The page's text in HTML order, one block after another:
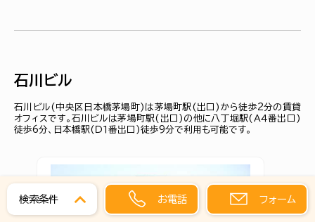
石川ビル
石川ビル(中央区日本橋茅場町)は茅場町駅(出口)から徒歩2分の賃貸
オフィスです。石川ビルは茅場町駅(出口)の他に八丁堀駅(Ａ４番出口)
徒歩6分、日本橋駅(Ｄ１番出口)徒歩9分で利用も可能です。
検索条件 お電話 フォーム